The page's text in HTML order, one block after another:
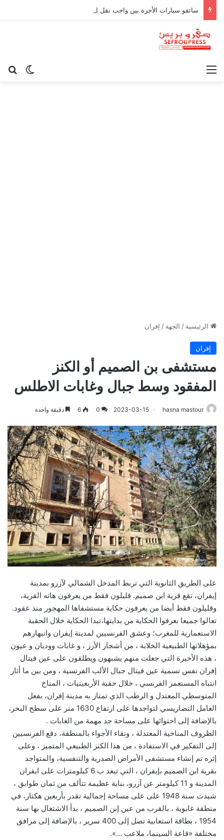
الوضع القائمة
الرئيسية / الجهة / إفران
إفران
مستشفى بن الصميم أو الكنز
المفقود وسط جبال وغابات الاطلس
hasna mastour
2023-03-15
0
6 دقيقة واحدة
على الطريق الثانوية التي تربط المدخل الشمالي لآزرو بمدينة
إيفران، تقع قرية ابن صميم. قليلون فقط من يعرفون هاته القرية،
وقليلون فقط أيضا من يعرفون حكاية مستشفاها المهجور منذ عقود.
تعالوا جميعا نعرفوا الحكاية من بدايتها،تبدا الحكاية خلال الحقبة
الاستعمارية للمغرب؛ وعشق الفرنسيين لمدينة إيفران وانبهارهم
بمؤهلاتها الطبيعية الخلابة ، من أشجار الأرز ، و غابات ووديان و عيون
، هذه الأخيرة التي جعلت منهم يشبهون ويطلقون على عين فيتال
إفران نفس تسمية عين فيتال جبال الألب الفرنسية ، ومن بين ما أثار
انتباه المستعمر الفرنسي ، خلال حقبة الأربعينيات ، المناخ
المتوسطي المعتدل و الرطب الذي تمتاز به مدينة إفران، بفعل
العامل التضاريسي لتواجدها على ارتفاع 1630 متر على سطح البحر،
بالإضافة إلى احتوائها على مساحة جد مهمة من الغابات .
الظروف المناخية المعتدلة ، ونقاء الأجواء بالمنطقة، دفع الفرنسيين
إلى التفكير في الاستفادة ، من هذا الكنز الطبيعي المتميز ، وعلى
إثره تم إنشاء مستشفى الأمراض الصدرية والتنفسية، والمتواجد
بقرية ابن الصميم بإيفران ، التي تبعد ب 6 كيلومترات على ايفران
المدينة و 11 كيلومتر عن آزرو، بناية عظيمة تتألف من ثمان طوابق ،
شيدت سنة 1948 على على مساحة إجمالية تقدر بأربعين هكتار، في
منطقة غابوية ، بالقرب من عين إبن الصميم ، بدأ الاشتغال بها سنة
1954 ، بطاقة استعابية تصل إلى 400 سرير ، بالإضافة إلى مرافق
مختلفة «قاعة السينما، ملاعب …».